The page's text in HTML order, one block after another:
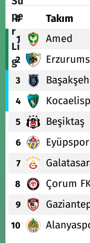
# Takım
1 Amed
2
3
4
5 Beşiktaş
6 Eyüpspor
7
8 Çorum
9
10